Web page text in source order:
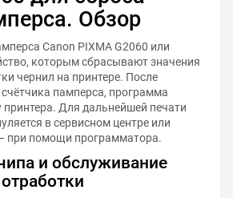
Обзор
Canon PIXMA G2060 или
которым сбрасывают значения
чернил на принтере. После
памперса, программа
принтера. Для дальнейшей печати
в сервисном центре или
при помощи программатора.
и обслуживание